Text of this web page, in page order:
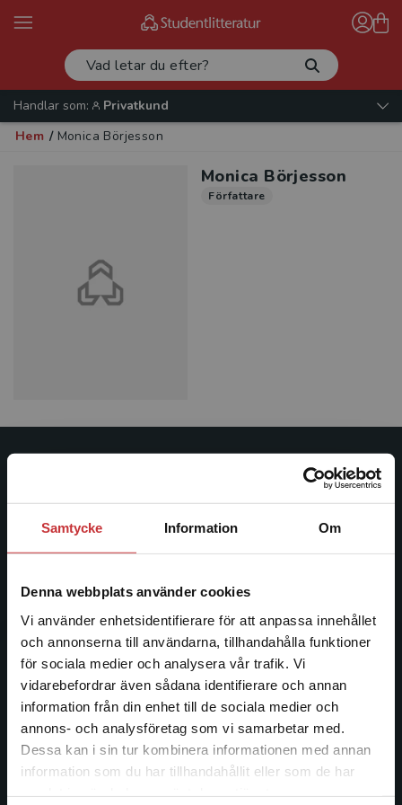
Samtycke Information Om
Denna webbplats använder cookies
Vi använder enhetsidentifierare för att anpassa innehållet
och annonserna till användarna, tillhandahålla funktioner
för sociala medier och analysera vår trafik. Vi
vidarebefordrar även sådana identifierare och annan
information från din enhet till de sociala medier och
annons- och analysföretag som vi samarbetar med.
Dessa kan i sin tur kombinera informationen med annan
information som du har tillhandahållit eller som de har
Begränsad fraktregion
Det verkar som att du besöker
Handlar som:
Privatkund
Hem / Monica Börjesson
Monica Börjesson
Författare
ledande utbildningsförlag. Med läromedel, kurslitteratur,
facklitteratur, utbildningar och digitala
längs hela kunskapsresan.
Kontakta oss
Kontakta oss
046-31 20 00
Postadress: